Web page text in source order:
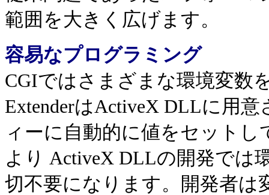
範囲を大きく広げます。
容易なプログラミング
CGIではさまざまな環境変数
ExtenderはActiveX DLLに用
ィーに自動的に値をセット
より ActiveX DLLの開発では
切不要になります。開発者